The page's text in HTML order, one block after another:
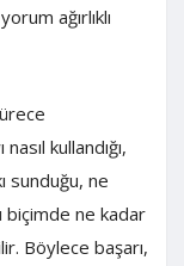
ağırlıklı
kullandığı,
sunduğu, ne
biçimde ne kadar
Böylece başarı,